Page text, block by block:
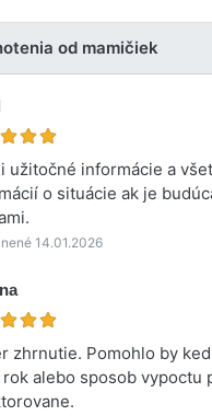
od mamičiek
užitočné informácie a
o situácie ak je
14.01.2026
zhrnutie. Pomohlo by
rok alebo sposob vypoctu